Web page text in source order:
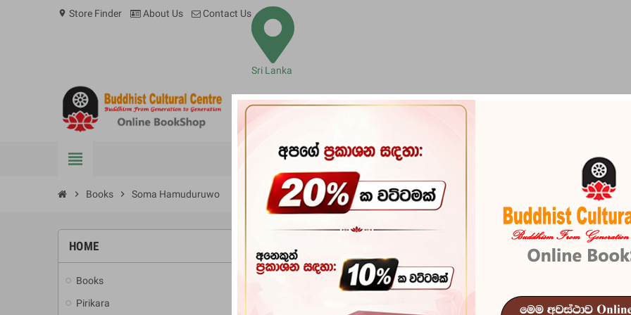
location_on Store Finder About Us Contact Us
Sri Lanka
view_headline BOOKS PIRIKARA BUDDHA STATUES RITUAL ITEMS &
chevron_right Books chevron_right Soma Hamuduruwo
HOME
Books
Pirikara
-10% Soma
In stock
14